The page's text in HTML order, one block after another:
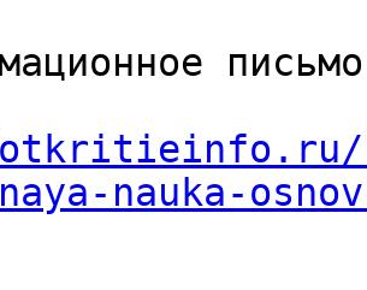
nauka-